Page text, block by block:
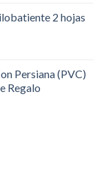
2 hojas
Persiana (PVC)
Regalo